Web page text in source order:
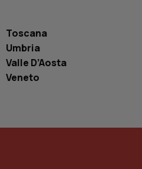
Toscana
Umbria
Valle D’Aosta
Veneto